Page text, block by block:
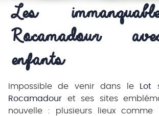
Les
Rocamadour
enfants
Impossible de venir dans le Lot
Rocamadour et ses sites
nouvelle : plusieurs lieux comme